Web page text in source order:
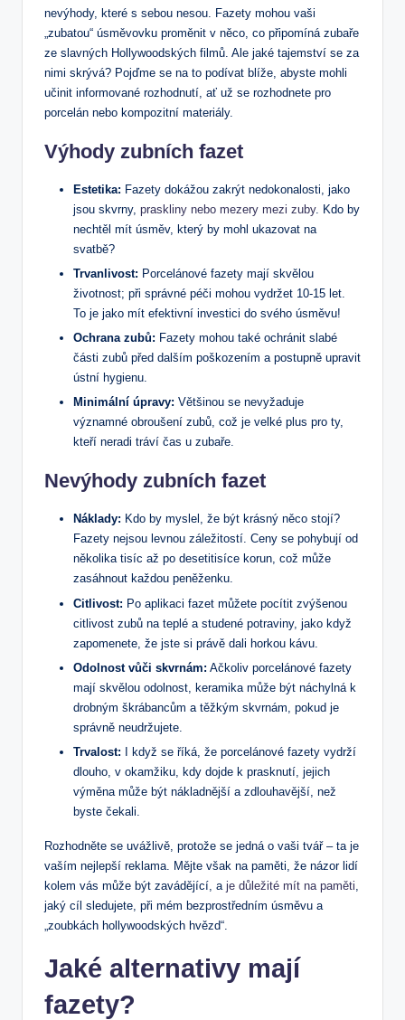
nevýhody, které s sebou nesou. Fazety mohou vaši
„zubatou“ úsměvovku proměnit v něco, co připomíná zubaře
ze slavných Hollywoodských filmů. Ale jaké tajemství se za
nimi skrývá? Pojďme se na to podívat blíže, abyste mohli
učinit informované rozhodnutí, ať už se rozhodnete pro
porcelán nebo kompozitní materiály.
Výhody zubních fazet
Estetika: Fazety dokážou zakrýt nedokonalosti, jako
jsou skvrny, praskliny nebo mezery mezi zuby. Kdo by
nechtěl mít úsměv, který by mohl ukazovat na
svatbě?
Trvanlivost: Porcelánové fazety mají skvělou
životnost; při správné péči mohou vydržet 10-15 let.
To je jako mít efektivní investici do svého úsměvu!
Ochrana zubů: Fazety mohou také ochránit slabé
části zubů před dalším poškozením a postupně upravit
ústní hygienu.
Minimální úpravy: Většinou se nevyžaduje
významné obroušení zubů, což je velké plus pro ty,
kteří neradi tráví čas u zubaře.
Nevýhody zubních fazet
Náklady: Kdo by myslel, že být krásný něco stojí?
Fazety nejsou levnou záležitostí. Ceny se pohybují od
několika tisíc až po desetitisíce korun, což může
zasáhnout každou peněženku.
Citlivost: Po aplikaci fazet můžete pocítit zvýšenou
citlivost zubů na teplé a studené potraviny, jako když
zapomenete, že jste si právě dali horkou kávu.
Odolnost vůči skvrnám: Ačkoliv porcelánové fazety
mají skvělou odolnost, keramika může být náchylná k
drobným škrábancům a těžkým skvrnám, pokud je
správně neudržujete.
Trvalost: I když se říká, že porcelánové fazety vydrží
dlouho, v okamžiku, kdy dojde k prasknutí, jejich
výměna může být nákladnější a zdlouhavější, než
byste čekali.
Rozhodněte se uvážlivě, protože se jedná o vaši tvář – ta je
vaším nejlepší reklama. Mějte však na paměti, že názor lidí
kolem vás může být zavádějící, a je důležité mít na paměti
jaký cíl sledujete, při mém bezprostředním úsměvu a
„zoubkách hollywoodských hvězd“.
Jaké alternativy mají
fazety?